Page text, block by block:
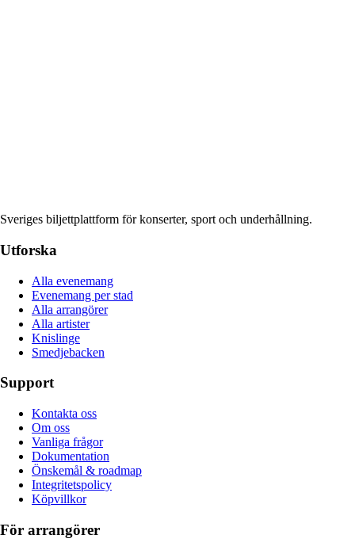
Sveriges biljettplattform för konserter, sport och underhållning.
Utforska
Alla evenemang
Evenemang per stad
Alla arrangörer
Alla artister
Knislinge
Smedjebacken
Support
Kontakta oss
Om oss
Vanliga frågor
Dokumentation
Önskemål & roadmap
Integritetspolicy
Köpvillkor
För arrangörer